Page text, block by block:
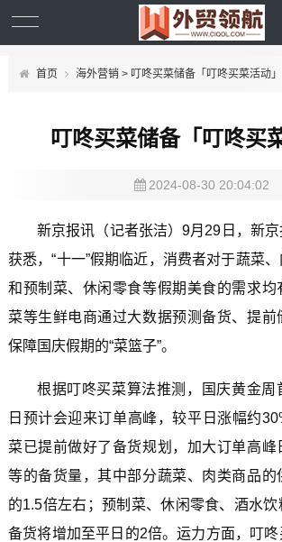
首页 海外营销 > 叮咚买菜储备「叮咚买菜活动」
叮咚买菜储备「叮咚买
2024-08-30 20:04:02
新京报讯（记者张洁）9月29日，新
获悉，“十一”假期临近，消费者对于蔬菜
和预制菜、休闲零食等假期美食的需求均
菜等生鲜电商通过大数据预测备货、提前
保障国庆假期的“菜篮子”。
根据叮咚买菜算法推测，国庆黄金周
日预计会迎来订单高峰，较平日涨幅约
菜已提前做好了备货规划，加大订单高峰
等的备货量，其中部分蔬菜、肉类商品的
的1.5倍左右；预制菜、休闲零食、酒水
备货将增加至平日的2倍。运力方面，叮